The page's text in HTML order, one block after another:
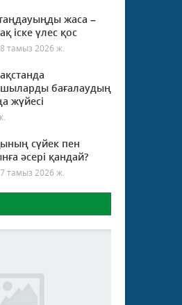
жаса –
іске үлес қос
тамыз 2026 ж.
бағалаудың
жүйесі
сүйек пен
әсері қандай?
тамыз 2026 ж.